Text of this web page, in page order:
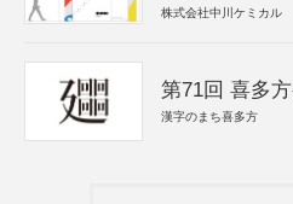
株式会社中川ケミカル
第71回 喜多
漢字のまち喜多方